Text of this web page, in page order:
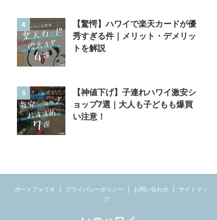
4
【驚愕】ハワイで楽天カードが優
秀すぎる件｜メリット・デメリッ
トを解説
5
【神値下げ】子連れハワイ激安シ
ョップ7選｜大人も子どもも爆買
い注意！
ポートフォリオ プライバシーポリシー お問い合わせ
サイトマッ
プ